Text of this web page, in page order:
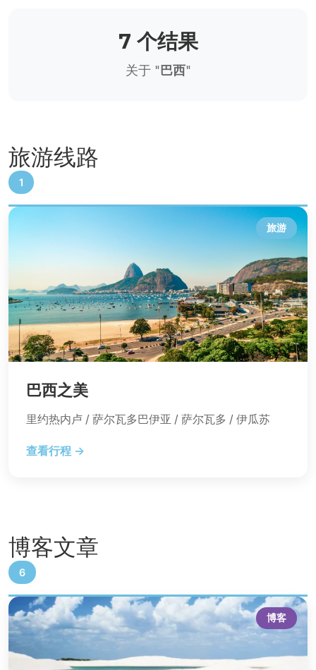
7 个结果
关于 "巴西"
旅游线路
1
旅游
巴西之美
里约热内卢 / 萨尔瓦多巴伊亚 / 萨尔瓦多 / 伊瓜苏
查看行程 →
博客文章
6
博客